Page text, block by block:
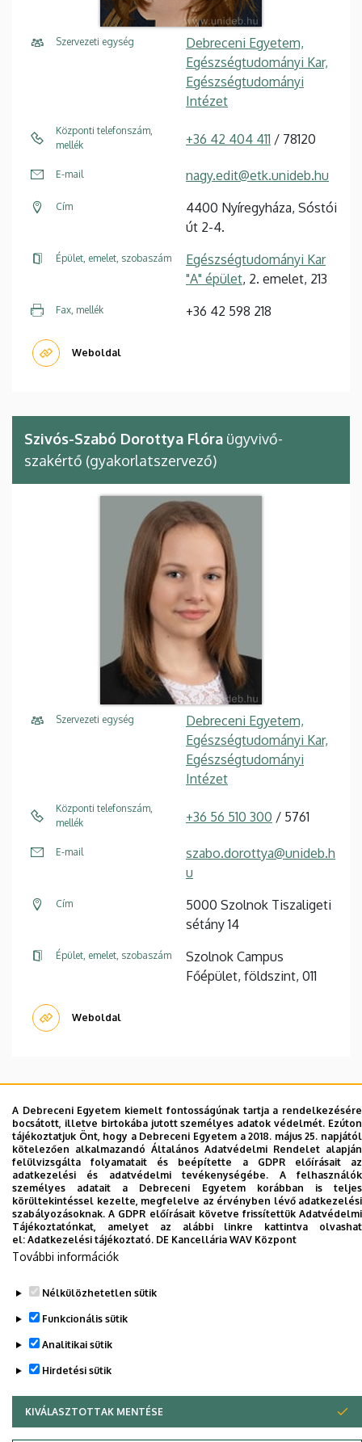
Szervezeti egység
Debreceni Egyetem,
Egészségtudományi Kar,
Egészségtudományi
Intézet
Központi telefonszám,
mellék
+36 42 404 411 / 78120
E-mail nagy.edit@etk.unideb.hu
Cím
4400 Nyíregyháza, Sóstói
út 2-4.
Épület, emelet, szobaszám
Egészségtudományi Kar
"A" épület, 2. emelet, 213
Fax, mellék +36 42 598 218
Weboldal
Szivós-Szabó Dorottya Flóra ügyvivő-
szakértő (gyakorlatszervező)
Szervezeti egység
Debreceni Egyetem,
Egészségtudományi Kar,
Egészségtudományi
Intézet
Központi telefonszám,
mellék
+36 56 510 300 / 5761
E-mail
szabo.dorottya@unideb.h
u
Cím
5000 Szolnok Tiszaligeti
sétány 14
Épület, emelet, szobaszám
Szolnok Campus
Főépület, földszint, 011
Weboldal
Dolgozói adatmódosítás igénylése a DE
telefonkönyvében|Külső személyek rögzítése a
DE telefonkönyvében|Súgó|Hibabejelentés
A Debreceni Egyetem kiemelt fontosságúnak tartja a rendelkezésére
bocsátott, illetve birtokába jutott személyes adatok védelmét. Ezúton
tájékoztatjuk Önt, hogy a Debreceni Egyetem a 2018. május 25. napjától
kötelezően alkalmazandó Általános Adatvédelmi Rendelet alapján
felülvizsgálta folyamatait és beépítette a GDPR előírásait az
adatkezelési és adatvédelmi tevékenységébe. A felhasználók
személyes adatait a Debreceni Egyetem korábban is teljes
körültekintéssel kezelte, megfelelve az érvényben lévő adatkezelési
szabályozásoknak. A GDPR előírásait követve frissítettük Adatvédelmi
Tájékoztatónkat, amelyet az alábbi linkre kattintva olvashat
el: Adatkezelési tájékoztató. DE Kancellária WAV Központ
További információk
Nélkülözhetetlen sütik
Funkcionális sütik
Analitikai sütik
Hirdetési sütik
KIVÁLASZTOTTAK MENTÉSE
WITHDRAW CONSENT